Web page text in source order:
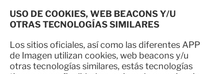
USO DE COOKIES, WEB BEACONS Y/U
OTRAS TECNOLOGÍAS SIMILARES
Los sitios oficiales, así como las diferentes APP
de Imagen utilizan cookies, web beacons y/u
otras tecnologías similares, estás tecnologías